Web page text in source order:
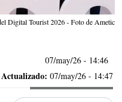
Digital Tourist 2026 - Foto de Ametic
07/may/26 - 14:46
Actualizado: 07/may/26 - 14:47